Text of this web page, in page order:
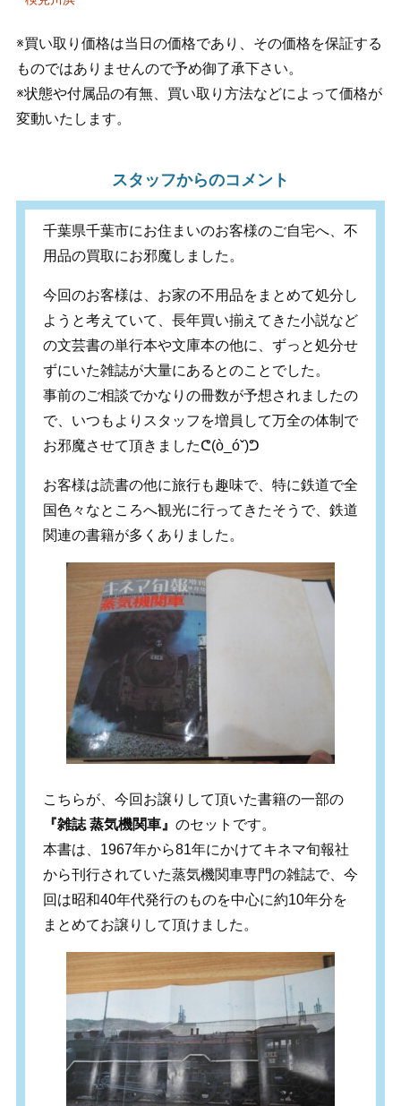
※買い取り価格は当日の価格であり、その価格を保証する
ものではありませんので予め御了承下さい。
※状態や付属品の有無、買い取り方法などによって価格が
変動いたします。
スタッフからのコメント
千葉県千葉市にお住まいのお客様のご自宅へ、不
用品の買取にお邪魔しました。
今回のお客様は、お家の不用品をまとめて処分し
ようと考えていて、長年買い揃えてきた小説など
の文芸書の単行本や文庫本の他に、ずっと処分せ
ずにいた雑誌が大量にあるとのことでした。
事前のご相談でかなりの冊数が予想されましたの
で、いつもよりスタッフを増員して万全の体制で
お邪魔させて頂きましたᕦ(ò_óˇ)ᕤ
お客様は読書の他に旅行も趣味で、特に鉄道で全
国色々なところへ観光に行ってきたそうで、鉄道
関連の書籍が多くありました。
こちらが、今回お譲りして頂いた書籍の一部の
『雑誌 蒸気機関車』 のセットです。
本書は、1967年から81年にかけてキネマ旬報社
から刊行されていた蒸気機関車専門の雑誌で、今
回は昭和40年代発行のものを中心に約10年分を
まとめてお譲りして頂けました。